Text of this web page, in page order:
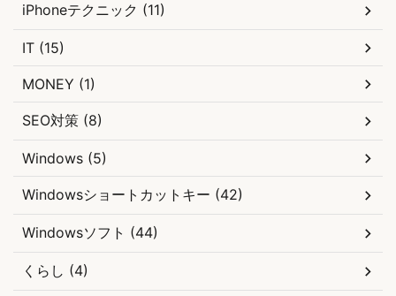
iPhoneテクニック (11)
IT (15)
MONEY (1)
SEO対策 (8)
Windows (5)
Windowsショートカットキー (42)
Windowsソフト (44)
くらし (4)